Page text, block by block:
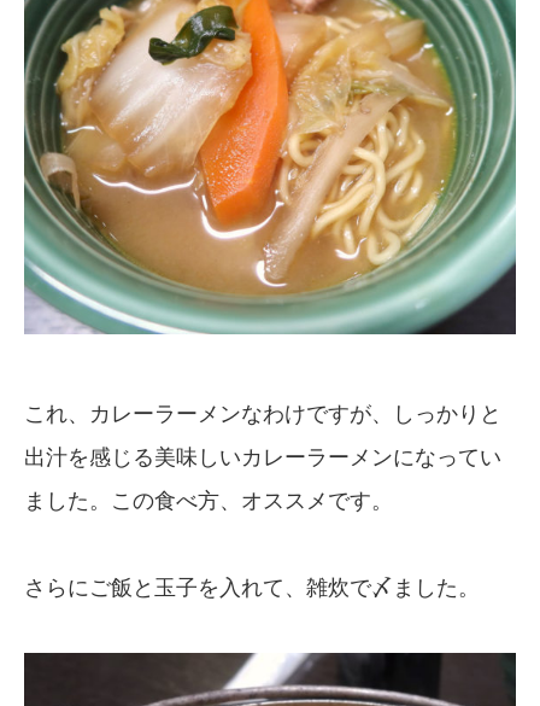
これ、カレーラーメンなわけですが、しっかりと
出汁を感じる美味しいカレーラーメンになってい
ました。この食べ方、オススメです。
さらにご飯と玉子を入れて、雑炊で〆ました。